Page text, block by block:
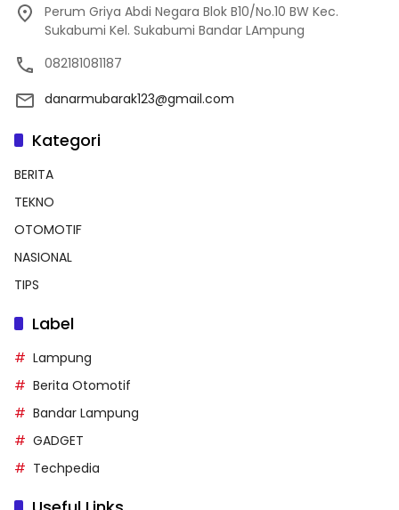
Perum Griya Abdi Negara Blok B10/No.10 BW Kec.
Sukabumi Kel. Sukabumi Bandar LAmpung
082181081187
danarmubarak123@gmail.com
Kategori
BERITA
TEKNO
OTOMOTIF
NASIONAL
TIPS
Label
Lampung
Berita Otomotif
Bandar Lampung
GADGET
Techpedia